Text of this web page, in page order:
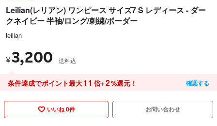
Leilian(レリアン) ワンピース サイズ7 S レディース - ダー
クネイビー 半袖/ロング/刺繍/ボーダー
leilian
¥3,200 送料込
条件達成でポイント最大11 倍+2%還元！ 確認する
いいね 0件 お問い合わせ